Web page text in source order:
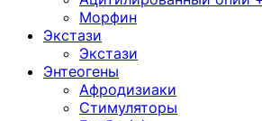
Морфин
Экстази
Экстази
Энтеогены
Афродизиаки
Стимуляторы